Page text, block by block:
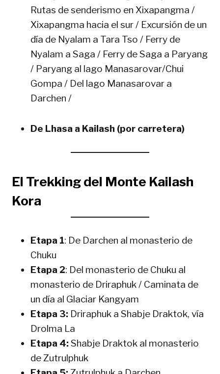
Rutas de senderismo en Xixapangma /
Xixapangma hacia el sur / Excursión de un
día de Nyalam a Tara Tso / Ferry de
Nyalam a Saga / Ferry de Saga a Paryang
/ Paryang al lago Manasarovar/Chui
Gompa / Del lago Manasarovar a
Darchen /
De Lhasa a Kailash (por carretera)
El Trekking del Monte Kailash
Kora
Etapa 1: De Darchen al monasterio de
Chuku
Etapa 2: Del monasterio de Chuku al
monasterio de Driraphuk / Caminata de
un día al Glaciar Kangyam
Etapa 3: Driraphuk a Shabje Draktok, vía
Drolma La
Etapa 4: Shabje Draktok al monasterio
de Zutrulphuk